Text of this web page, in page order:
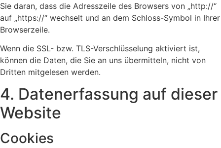
Sie daran, dass die Adresszeile des Browsers von „http://“
auf „https://“ wechselt und an dem Schloss-Symbol in Ihrer
Browserzeile.
Wenn die SSL- bzw. TLS-Verschlüsselung aktiviert ist,
können die Daten, die Sie an uns übermitteln, nicht von
Dritten mitgelesen werden.
4. Datenerfassung auf dieser
Website
Cookies